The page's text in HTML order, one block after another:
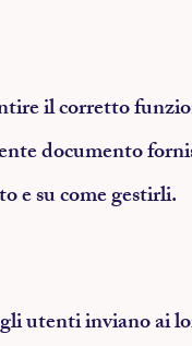
il corretto
documento
e su come gestirli.
utenti inviano ai